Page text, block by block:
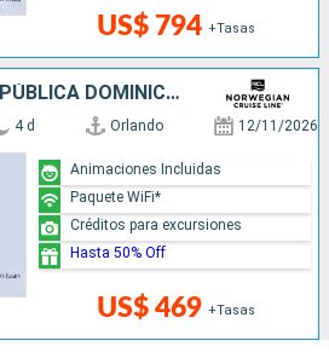
US$ 794 +Tasas
ESTADOS UNIDOS, REPÚBLICA DOMINICANA, PUERTO RICO
4 d Orlando 12/11/2026
US$ 469 +Tasas
Animaciones Incluidas
Paquete WiFi*
Créditos para excursiones
Hasta 50% Off